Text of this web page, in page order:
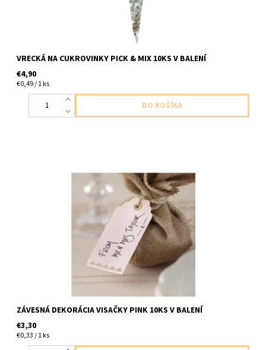
VRECKÁ NA CUKROVINKY PICK & MIX 10KS V BALENÍ
€4,90
€0,49 / 1 ks
papierove visacky na oznacenie darceka atd 10ks v balení
ZÁVESNÁ DEKORÁCIA VISAČKY PINK 10KS V BALENÍ
€3,30
€0,33 / 1 ks